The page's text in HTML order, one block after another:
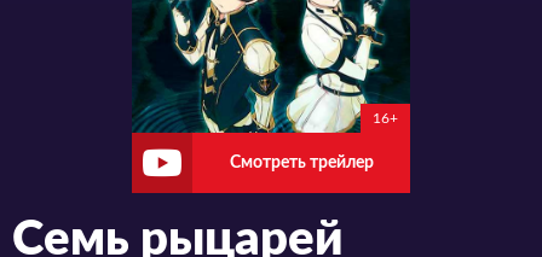
16+
Смотреть трейлер
Семь рыцарей